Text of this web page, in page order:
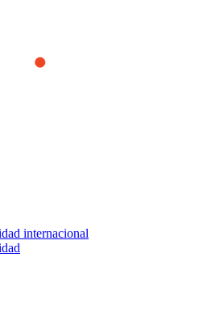
experience on our website. By
you can disable cookies, you can
internacional